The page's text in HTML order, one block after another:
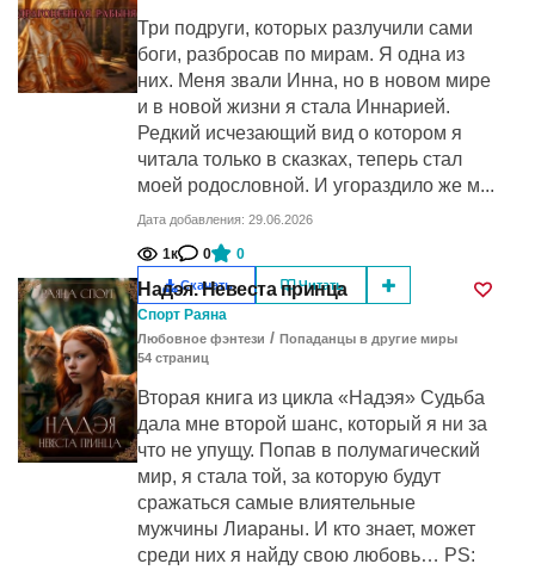
Три подруги, которых разлучили сами
боги, разбросав по мирам. Я одна из
них. Меня звали Инна, но в новом мире
и в новой жизни я стала Иннарией.
Редкий исчезающий вид о котором я
читала только в сказках, теперь стал
моей родословной. И угораздило же м...
Дата добавления: 29.06.2026
1к 0 0
Скачать Читать
Надэя. Невеста принца
Спорт Раяна
Любовное фэнтези / Попаданцы в другие миры
54 cтраниц
Вторая книга из цикла «Надэя» Судьба
дала мне второй шанс, который я ни за
что не упущу. Попав в полумагический
мир, я стала той, за которую будут
сражаться самые влиятельные
мужчины Лиараны. И кто знает, может
среди них я найду свою любовь… PS: